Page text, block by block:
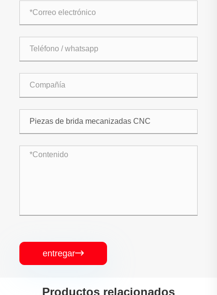
entregar
Productos relacionados